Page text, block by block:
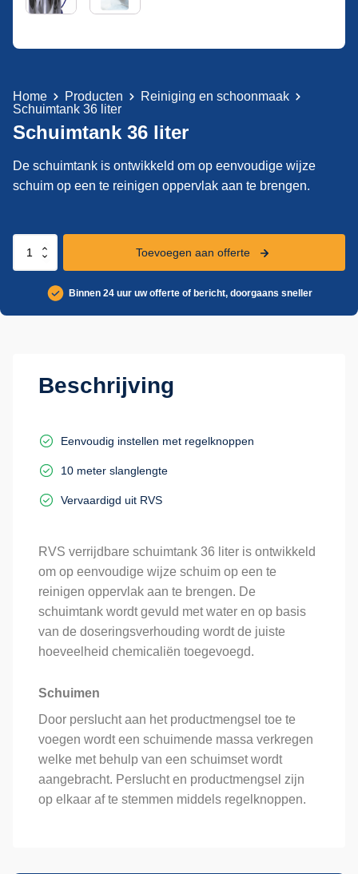
Home Producten
Reiniging en schoonmaak
Schuimtank 36 liter
Schuimtank 36 liter
De schuimtank is ontwikkeld om op eenvoudige wijze
schuim op een te reinigen oppervlak aan te brengen.
Schuimtank
Toevoegen aan offerte
Binnen 24 uur uw offerte of bericht, doorgaans sneller
Beschrijving
Eenvoudig instellen met regelknoppen
10 meter slanglengte
Vervaardigd uit RVS
RVS verrijdbare schuimtank 36 liter is ontwikkeld
om op eenvoudige wijze schuim op een te
reinigen oppervlak aan te brengen. De
schuimtank wordt gevuld met water en op basis
van de doseringsverhouding wordt de juiste
hoeveelheid chemicaliën toegevoegd.
Schuimen
Door perslucht aan het productmengsel toe te
voegen wordt een schuimende massa verkregen
welke met behulp van een schuimset wordt
aangebracht. Perslucht en productmengsel zijn
op elkaar af te stemmen middels regelknoppen.